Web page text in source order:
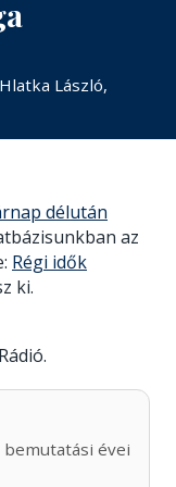
Hlatka László,
délután
az
Régi idők
ki.
évei